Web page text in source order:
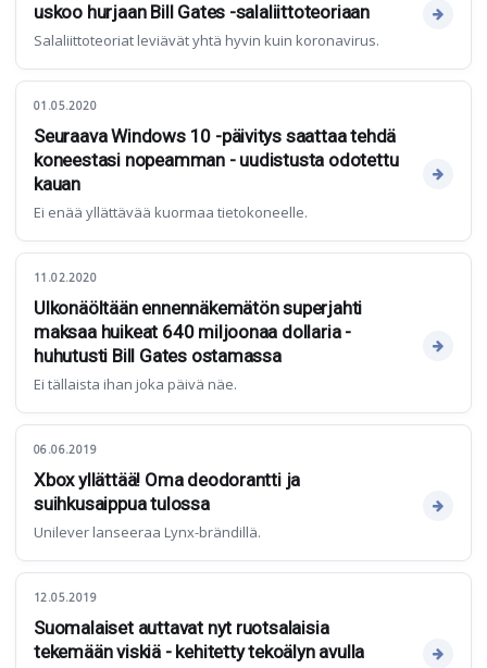
uskoo hurjaan Bill Gates -salaliittoteoriaan
Salaliittoteoriat leviävät yhtä hyvin kuin koronavirus.
01.05.2020
Seuraava Windows 10 -päivitys saattaa tehdä
koneestasi nopeamman - uudistusta odotettu
kauan
Ei enää yllättävää kuormaa tietokoneelle.
11.02.2020
Ulkonäöltään ennennäkemätön superjahti
maksaa huikeat 640 miljoonaa dollaria -
huhutusti Bill Gates ostamassa
Ei tällaista ihan joka päivä näe.
06.06.2019
Xbox yllättää! Oma deodorantti ja
suihkusaippua tulossa
Unilever lanseeraa Lynx-brändillä.
12.05.2019
Suomalaiset auttavat nyt ruotsalaisia
tekemään viskiä - kehitetty tekoälyn avulla